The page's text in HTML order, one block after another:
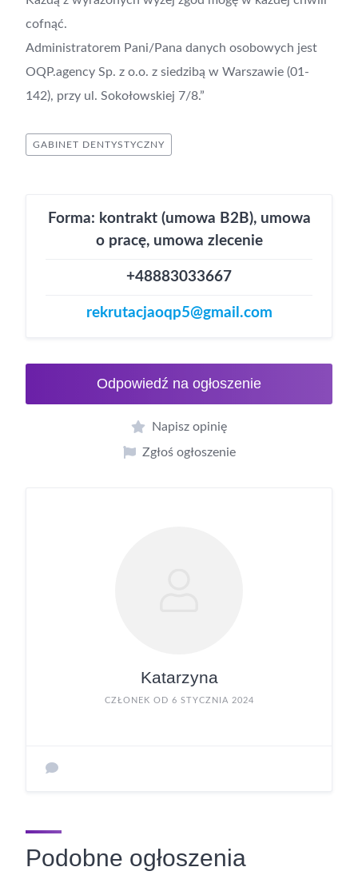
cofnąć.
Administratorem Pani/Pana danych osobowych jest
OQP.agency Sp. z o.o. z siedzibą w Warszawie (01-
142), przy ul. Sokołowskiej 7/8.”
GABINET DENTYSTYCZNY
Forma: kontrakt (umowa B2B), umowa
o pracę, umowa zlecenie
+48883033667
rekrutacjaoqp5@gmail.com
Odpowiedź na ogłoszenie
Napisz opinię
Zgłoś ogłoszenie
Katarzyna
CZŁONEK OD 6 STYCZNIA 2024
Podobne ogłoszenia